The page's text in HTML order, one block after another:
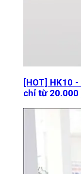
[HOT] HK10
chỉ từ 20.000